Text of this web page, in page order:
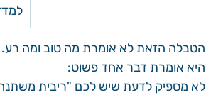
הטבלה הזאת לא אומרת מה טוב ומה רע.
היא אומרת דבר אחד פשוט:
לא מספיק לדעת שיש לכם "ריבית